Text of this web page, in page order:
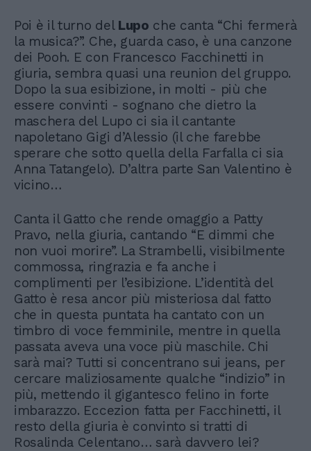
Poi è il turno del Lupo che canta “Chi fermerà
la musica?”. Che, guarda caso, è una canzone
dei Pooh. E con Francesco Facchinetti in
giuria, sembra quasi una reunion del gruppo.
Dopo la sua esibizione, in molti - più che
essere convinti - sognano che dietro la
maschera del Lupo ci sia il cantante
napoletano Gigi d’Alessio (il che farebbe
sperare che sotto quella della Farfalla ci sia
Anna Tatangelo). D’altra parte San Valentino è
vicino…
Canta il Gatto che rende omaggio a Patty
Pravo, nella giuria, cantando “E dimmi che
non vuoi morire”. La Strambelli, visibilmente
commossa, ringrazia e fa anche i
complimenti per l’esibizione. L’identità del
Gatto è resa ancor più misteriosa dal fatto
che in questa puntata ha cantato con un
timbro di voce femminile, mentre in quella
passata aveva una voce più maschile. Chi
sarà mai? Tutti si concentrano sui jeans, per
cercare maliziosamente qualche “indizio” in
più, mettendo il gigantesco felino in forte
imbarazzo. Eccezion fatta per Facchinetti, il
resto della giuria è convinto si tratti di
Rosalinda Celentano… sarà davvero lei?